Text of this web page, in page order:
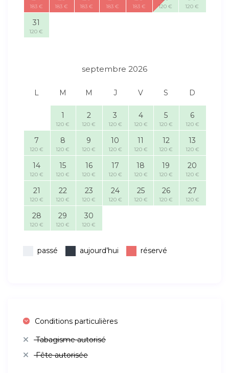
183 € 183 € 183 € 183 € 183 € 120 € 120 €
31
120 €
septembre 2026
L M M J V S D
1
120 €
2
120 €
3
120 €
4
120 €
5
120 €
6
120 €
7
120 €
8
120 €
9
120 €
10
120 €
11
120 €
12
120 €
13
120 €
14
120 €
15
120 €
16
120 €
17
120 €
18
120 €
19
120 €
20
120 €
21
120 €
22
120 €
23
120 €
24
120 €
25
120 €
26
120 €
27
120 €
28
120 €
29
120 €
30
120 €
passé aujourd’hui réservé
Conditions particulières
Tabagisme autorisé
Fête autorisée